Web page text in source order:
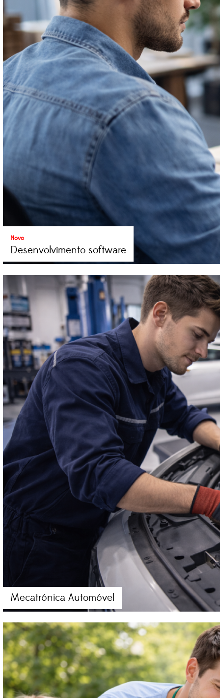
Novo
Desenvolvimento software
Mecatrónica Automóvel